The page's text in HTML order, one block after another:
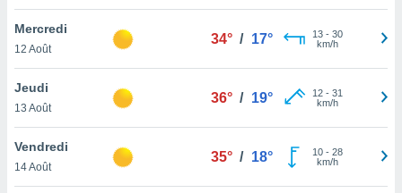
le
ainsi
un
la
du
Mercredi
12 Août
34° / 17° 13- 30
km/h
Jeudi
13 Août
36° / 19° 12- 31
km/h
Vendredi
14 Août
35° / 18° 10- 28
km/h